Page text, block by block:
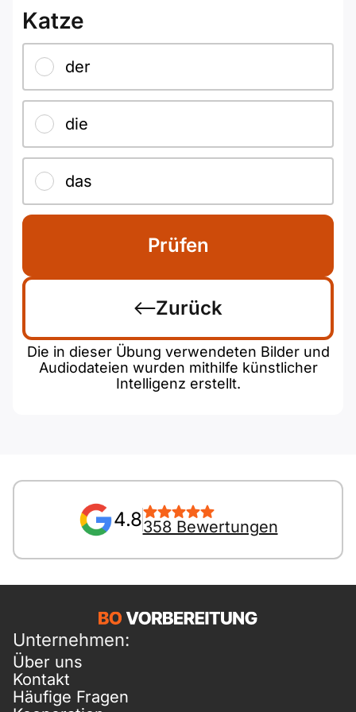
Katze
der
die
das
Zurück
Prüfen
Die in dieser Übung verwendeten Bilder und
Audiodateien wurden mithilfe künstlicher
Intelligenz erstellt.
4.8358 Bewertungen
Unternehmen:
Über uns
Kontakt
Häufige Fragen